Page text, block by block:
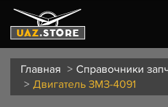
Главная Справочники
Двигатель ЗМЗ-4091